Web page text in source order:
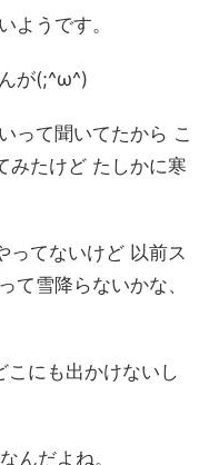
ようです。
が(;^ω^)
って聞いてたから こ
みたけど たしかに寒
ってないけど 以前ス
て雪降らないかな、
にも出かけないし
んだよね。